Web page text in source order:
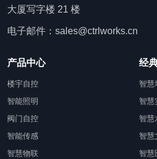
大厦写字楼 21 楼
电子邮件：sales@ctrlworks.cn
产品中心
楼宇自控
智能照明
阀门自控
智能传感
智慧物联
经
智慧
智慧
智慧
智慧
智慧